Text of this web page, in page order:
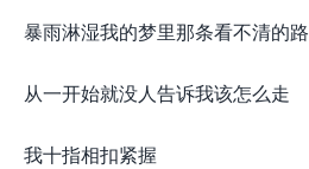
暴雨淋湿我的梦里那条看不清的路
从一开始就没人告诉我该怎么走
我十指相扣紧握